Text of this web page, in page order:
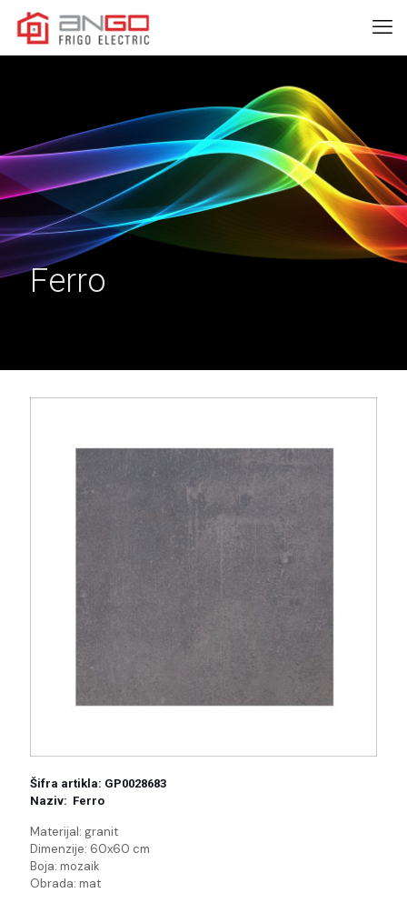
Ferro
Šifra artikla: GP0028683
Naziv: Ferro
Materijal: granit
Dimenzije: 60x60 cm
Boja: mozaik
Obrada: mat